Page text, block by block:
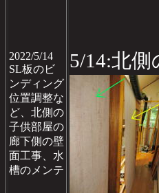
2022/5/14
SL板のビ
ンディング
位置調整な
ど、北側の
子供部屋の
廊下側の壁
面工事、水
槽のメンテ
5/14:北